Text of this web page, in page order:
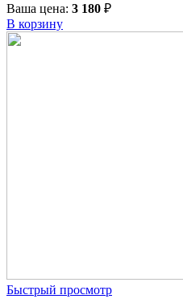
Ваша цена: 3 180 ₽
В корзину
Быстрый просмотр